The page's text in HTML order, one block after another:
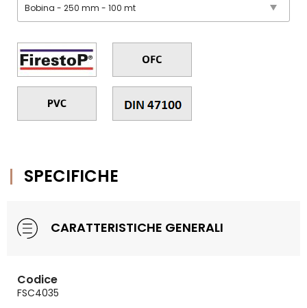
SPECIFICHE
CARATTERISTICHE GENERALI
Codice
FSC4035